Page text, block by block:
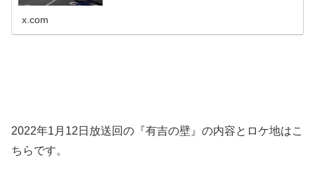
x.com
2022年1月12日放送回の『有吉の壁』の内容とロケ地はこ
ちらです。